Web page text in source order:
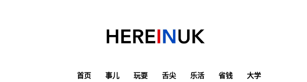
首页 事儿 玩耍 舌尖 乐活 省钱 大学